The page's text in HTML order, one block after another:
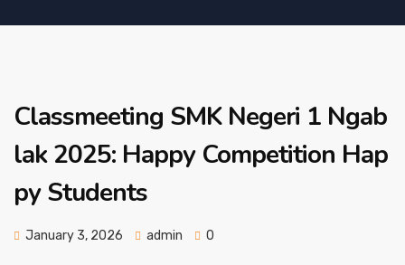
Classmeeting SMK Negeri 1 Ngab
lak 2025: Happy Competition Hap
py Students
January 3, 2026 admin 0